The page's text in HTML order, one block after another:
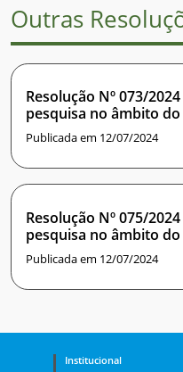
Outras
Resolução Nº 073/
pesquisa no âmbito
Publicada em 12/07/2024
Resolução Nº 075/
pesquisa no âmbito
Publicada em 12/07/2024
Institucional